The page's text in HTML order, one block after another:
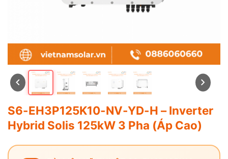
S6-EH3P125K10-NV-YD-H – Inverter
Hybrid Solis 125kW 3 Pha (Áp Cao)